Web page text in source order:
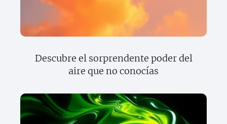
Descubre el sorprendente poder del
aire que no conocías